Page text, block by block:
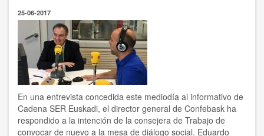
nueva
Estrategia
Vasca
Universidad-
Empresa
en
la
que
participa
de
forma
25-06-2017
En una entrevista concedida este mediodía al informativo de
Cadena SER Euskadi, el director general de Confebask ha
respondido a la intención de la consejera de Trabajo de
convocar de nuevo a la mesa de diálogo social. Eduardo